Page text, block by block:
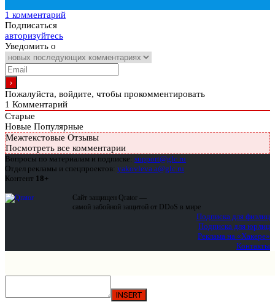
1 комментарий
Подписаться
авторизуйтесь
Уведомить о
Пожалуйста, войдите, чтобы прокомментировать
1 Комментарий
Старые
Новые Популярные
Межтекстовые Отзывы
Посмотреть все комментарии
Вопросы по материалам и подписке: support@glc.ru
Отдел рекламы и спецпроектов: yakovleva.a@glc.ru
Контент 18+
Сайт защищен Qrator —
самой забойной защитой от DDoS в мире
Подписка для физлиц
Подписка для юрлиц
Реклама на «Хакере»
Контакты
INSERT